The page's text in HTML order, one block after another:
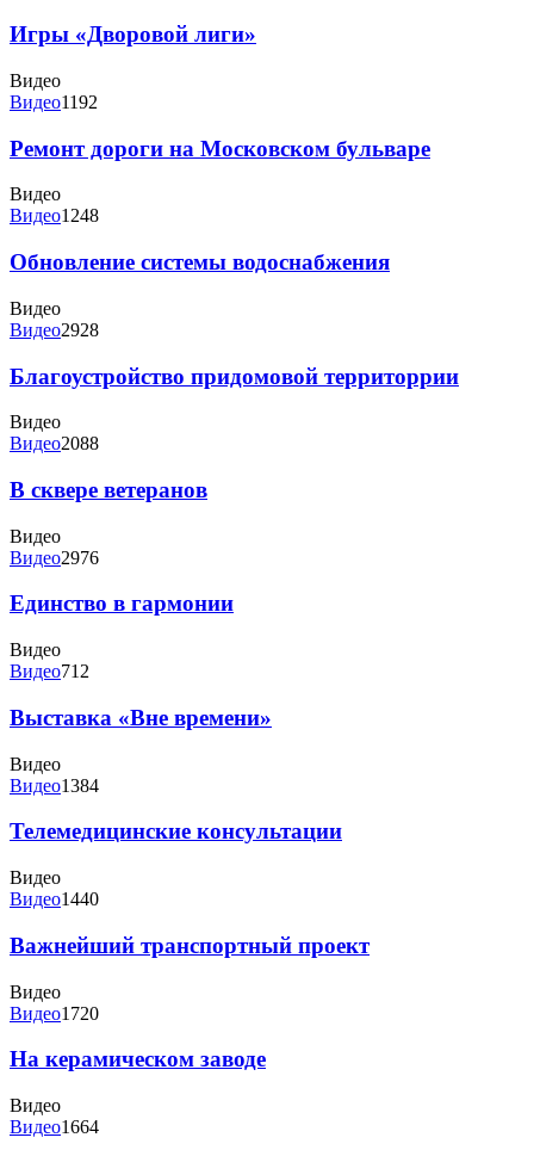
Игры «Дворовой лиги»
Видео
Видео1192
Ремонт дороги на Московском бульваре
Видео
Видео1248
Обновление системы водоснабжения
Видео
Видео2928
Благоустройство придомовой территоррии
Видео
Видео2088
В сквере ветеранов
Видео
Видео2976
Единство в гармонии
Видео
Видео712
Выставка «Вне времени»
Видео
Видео1384
Телемедицинские консультации
Видео
Видео1440
Важнейший транспортный проект
Видео
Видео1720
На керамическом заводе
Видео
Видео1664